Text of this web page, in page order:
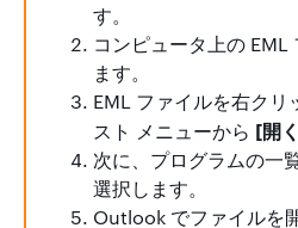
す。
コンピュータ上の EML
ます。
EML ファイルを右クリ
スト メニューから [開
次に、プログラムの一
選択します。
Outlook でファイルを